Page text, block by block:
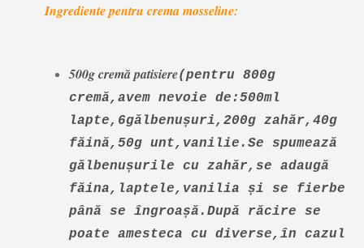
Ingrediente pentru crema mosseline:
500g cremă patisiere(pentru 800g
cremă,avem nevoie de:500ml
lapte,6gălbenușuri,200g zahăr,40g
făină,50g unt,vanilie.Se spumează
gălbenușurile cu zahăr,se adaugă
făina,laptele,vanilia și se fierbe
până se îngroașă.După răcire se
poate amesteca cu diverse,în cazul